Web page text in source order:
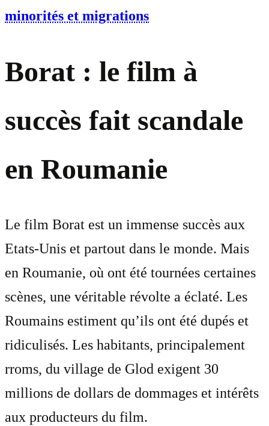
minorités et migrations
Borat : le film à
succès fait scandale
en Roumanie
Le film Borat est un immense succès aux
Etats-Unis et partout dans le monde. Mais
en Roumanie, où ont été tournées certaines
scènes, une véritable révolte a éclaté. Les
Roumains estiment qu’ils ont été dupés et
ridiculisés. Les habitants, principalement
rroms, du village de Glod exigent 30
millions de dollars de dommages et intérêts
aux producteurs du film.